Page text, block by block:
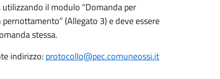
il modulo “Domanda per
(Allegato 3) e deve essere
stessa.
indirizzo: protocollo@pec.comuneossi.it